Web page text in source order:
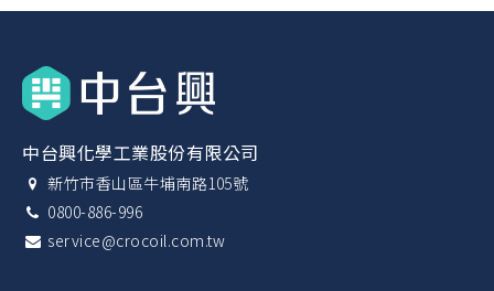
中台興化學工業股份有限公司
新竹市香山區牛埔南路105號
0800-886-996
service@crocoil.com.tw